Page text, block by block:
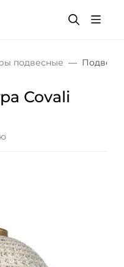
подвесные
Covali